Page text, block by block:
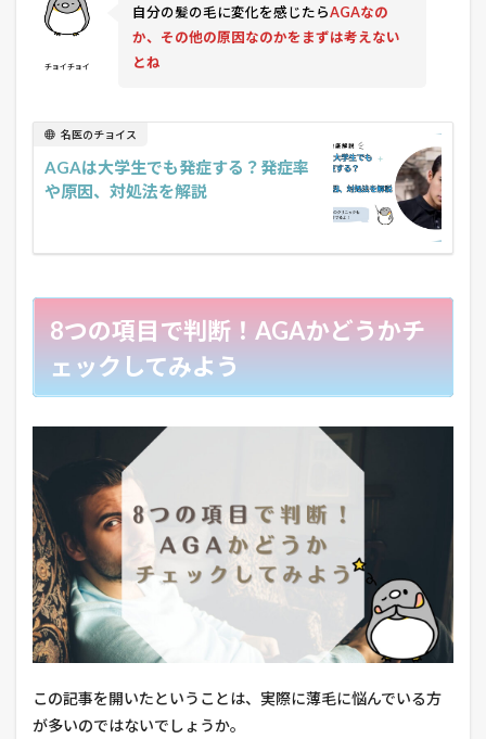
チョイチョイ
自分の髪の毛に変化を感じたらAGAなの
か、その他の原因なのかをまずは考えない
とね
名医のチョイス
AGAは大学生でも発症する？発症率
や原因、対処法を解説
8つの項目で判断！AGAかどうかチ
ェックしてみよう
この記事を開いたということは、実際に薄毛に悩んでいる方
が多いのではないでしょうか。